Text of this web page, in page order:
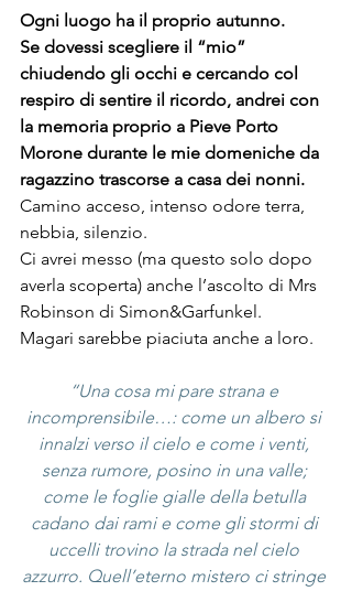
Ogni luogo ha il proprio autunno.
Se dovessi scegliere il “mio”
chiudendo gli occhi e cercando col
respiro di sentire il ricordo, andrei con
la memoria proprio a Pieve Porto
Morone durante le mie domeniche da
ragazzino trascorse a casa dei nonni.
Camino acceso, intenso odore terra,
nebbia, silenzio.
Ci avrei messo (ma questo solo dopo
averla scoperta) anche l’ascolto di Mrs
Robinson di Simon&Garfunkel.
Magari sarebbe piaciuta anche a loro.
“Una cosa mi pare strana e
incomprensibile…: come un albero si
innalzi verso il cielo e come i venti,
senza rumore, posino in una valle;
come le foglie gialle della betulla
cadano dai rami e come gli stormi di
uccelli trovino la strada nel cielo
azzurro. Quell’eterno mistero ci stringe